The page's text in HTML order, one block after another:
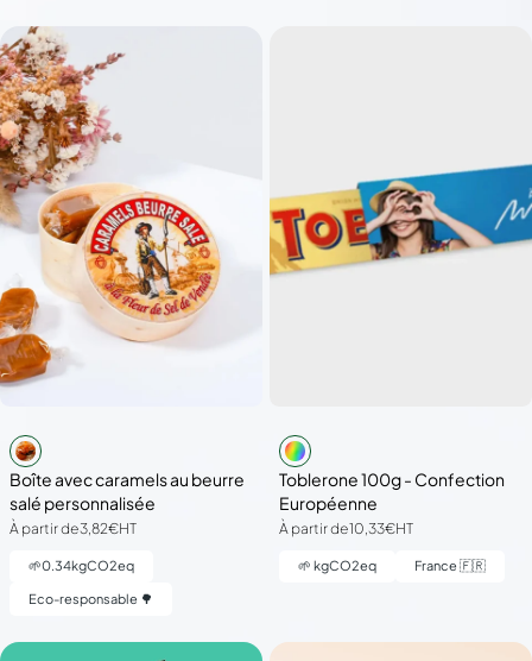
Boîte avec caramels au beurre
salé personnalisée
À partir de3,82€HT
🌱0.34kgCO2eq
Eco-responsable 🌳
Toblerone 100g - Confection
Européenne
À partir de10,33€HT
🌱kgCO2eq France 🇫🇷